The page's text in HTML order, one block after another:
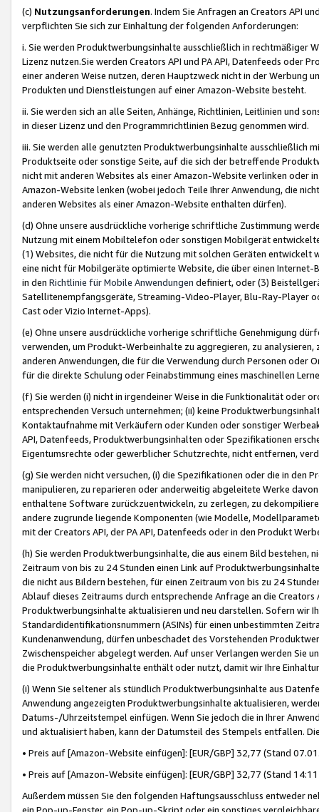
(c) Nutzungsanforderungen. Indem Sie Anfragen an Creators API
verpflichten Sie sich zur Einhaltung der folgenden Anforderungen:
i. Sie werden Produktwerbungsinhalte ausschließlich in rechtmäßiger
Lizenz nutzen.Sie werden Creators API und PA API, Datenfeeds oder
einer anderen Weise nutzen, deren Hauptzweck nicht in der Werbung
Produkten und Dienstleistungen auf einer Amazon-Website besteht.
ii. Sie werden sich an alle Seiten, Anhänge, Richtlinien, Leitlinien und
in dieser Lizenz und den Programmrichtlinien Bezug genommen wird.
iii. Sie werden alle genutzten Produktwerbungsinhalte ausschließlich
Produktseite oder sonstige Seite, auf die sich der betreffende
nicht mit anderen Websites als einer Amazon-Website verlinken oder
Amazon-Website lenken (wobei jedoch Teile Ihrer Anwendung, die
anderen Websites als einer Amazon-Website enthalten dürfen).
(d) Ohne unsere ausdrückliche vorherige schriftliche Zustimmung
Nutzung mit einem Mobiltelefon oder sonstigen Mobilgerät
(1) Websites, die nicht für die Nutzung mit solchen Geräten
eine nicht für Mobilgeräte optimierte Website, die über einen
in den Richtlinie für Mobile Anwendungen definiert, oder (3)
Satellitenempfangsgeräte, Streaming-Video-Player, Blu-Ray-Player
Cast oder Vizio Internet-Apps).
(e) Ohne unsere ausdrückliche vorherige schriftliche Genehmigung
verwenden, um Produkt-Werbeinhalte zu aggregieren, zu
anderen Anwendungen, die für die Verwendung durch Personen
für die direkte Schulung oder Feinabstimmung eines maschinellen
(f) Sie werden (i) nicht in irgendeiner Weise in die Funktionalität oder
entsprechenden Versuch unternehmen; (ii) keine
Kontaktaufnahme mit Verkäufern oder Kunden oder sonstiger
API, Datenfeeds, Produktwerbungsinhalten oder Spezifikationen
Eigentumsrechte oder gewerblicher Schutzrechte, nicht entfernen,
(g) Sie werden nicht versuchen, (i) die Spezifikationen oder die in
manipulieren, zu reparieren oder anderweitig abgeleitete Werke
enthaltene Software zurückzuentwickeln, zu zerlegen, zu
andere zugrunde liegende Komponenten (wie Modelle,
mit der Creators API, der PA API, Datenfeeds oder in den Produkt
(h) Sie werden Produktwerbungsinhalte, die aus einem Bild bestehen,
Zeitraum von bis zu 24 Stunden einen Link auf
die nicht aus Bildern bestehen, für einen Zeitraum von bis zu 24
Ablauf dieses Zeitraums durch entsprechende Anfrage an die
Produktwerbungsinhalte aktualisieren und neu darstellen. Sofern wir
Standardidentifikationsnummern (ASINs) für einen unbestimmten
Kundenanwendung, dürfen unbeschadet des Vorstehenden
Zwischenspeicher abgelegt werden. Auf unser Verlangen werden Sie
die Produktwerbungsinhalte enthält oder nutzt, damit wir Ihre
(i) Wenn Sie seltener als stündlich Produktwerbungsinhalte aus
Anwendung angezeigten Produktwerbungsinhalte aktualisieren,
Datums-/Uhrzeitstempel einfügen. Wenn Sie jedoch die in Ihrer
und aktualisiert haben, kann der Datumsteil des Stempels entfallen.
• Preis auf [Amazon-Website einfügen]: [EUR/GBP] 32,77 (Stand
• Preis auf [Amazon-Website einfügen]: [EUR/GBP] 32,77 (Stand
Außerdem müssen Sie den folgenden Haftungsausschluss entweder
ein Pop-up-Fenster, ein Pop-up-Skript oder ein sonstiges